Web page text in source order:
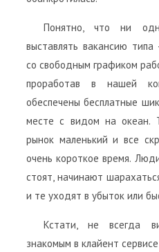
Понятно, что ни
выставлять вакансию
со свободным графиком
проработав в нашей
обеспечены бесплатные
месте с видом на океан.
рынок маленький и все
очень короткое время.
стоят, начинают
и те уходят в убыток или
Кстати, не всегда
знакомым в клайент